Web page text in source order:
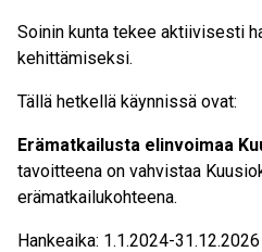
Soinin kunta tekee aktiivisesti
kehittämiseksi.
Tällä hetkellä käynnissä ovat:
Erämatkailusta elinvoimaa
tavoitteena on vahvistaa
erämatkailukohteena.
Hankeaika: 1.1.2024-31.12.2026